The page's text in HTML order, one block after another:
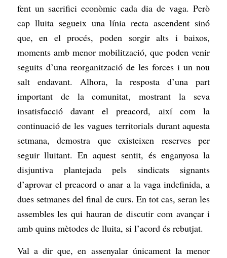
fent un sacrifici econòmic cada dia de vaga. Però
cap lluita segueix una línia recta ascendent sinó
que, en el procés, poden sorgir alts i baixos,
moments amb menor mobilització, que poden venir
seguits d’una reorganització de les forces i un nou
salt endavant. Alhora, la resposta d’una part
important de la comunitat, mostrant la seva
insatisfacció davant el preacord, així com la
continuació de les vagues territorials durant aquesta
setmana, demostra que existeixen reserves per
seguir lluitant. En aquest sentit, és enganyosa la
disjuntiva plantejada pels sindicats signants
d’aprovar el preacord o anar a la vaga indefinida, a
dues setmanes del final de curs. En tot cas, seran les
assembles les qui hauran de discutir com avançar i
amb quins mètodes de lluita, si l’acord és rebutjat.
Val a dir que, en assenyalar únicament la menor